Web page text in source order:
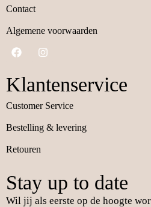
Contact
Algemene voorwaarden
Klantenservice
Customer Service
Bestelling & levering
Retouren
Stay up to date
Wil jij als eerste op de hoogte